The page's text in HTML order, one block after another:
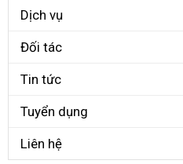
Dịch vụ
Đối tác
Tin tức
Tuyển dụng
Liên hệ